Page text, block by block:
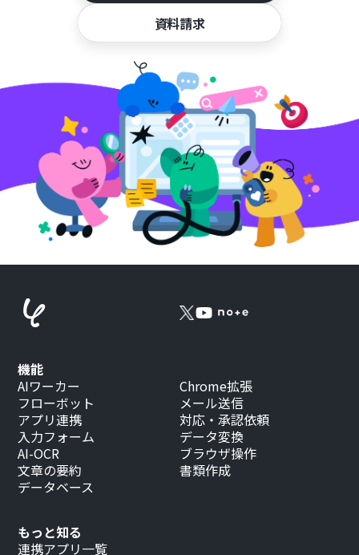
資料請求
もっと知る
連携アプリ一覧
機能
AIワーカー
フローボット
アプリ連携
入力フォーム
AI-OCR
文章の要約
データベース
Chrome拡張
メール送信
対応・承認依頼
データ変換
ブラウザ操作
書類作成